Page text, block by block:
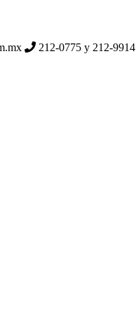
212-0775 y 212-9914